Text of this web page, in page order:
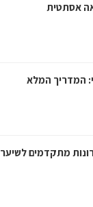
אסתטית
המדריך המלא
מתקדמים לשיער